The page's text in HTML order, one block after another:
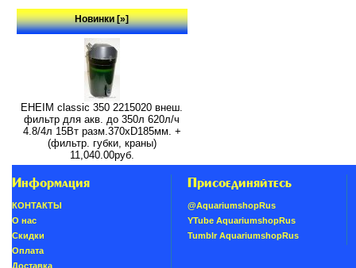
Новинки [»]
EHEIM classic 350 2215020 внеш.
фильтр для акв. до 350л 620л/ч
4.8/4л 15Вт разм.370хD185мм. +
(фильтр. губки, краны)
11,040.00руб.
Информация
КОНТАКТЫ
О нас
Скидки
Oплатa
Доставка
Присоединяйтесь
@AquariumshopRus
YTube AquariumshopRus
Tumblr AquariumshopRus